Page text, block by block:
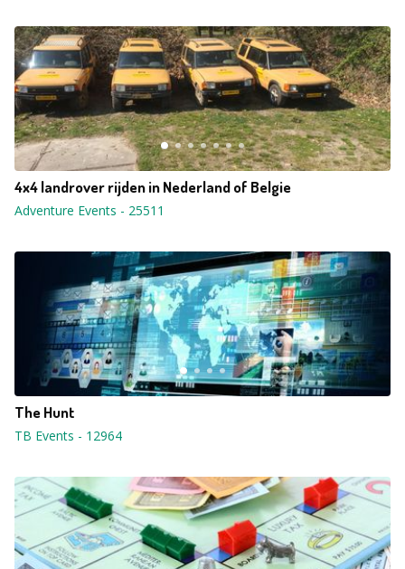
4x4 landrover rijden in Nederland of Belgie
Adventure Events - 25511
The Hunt
TB Events - 12964